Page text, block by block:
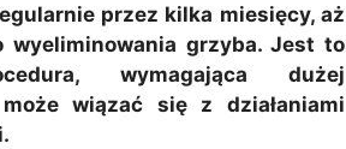
przez kilka miesięcy, aż
wyeliminowania grzyba. Jest to
wymagająca dużej
wiązać się z działaniami